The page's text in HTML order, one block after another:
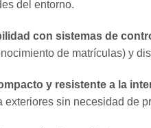
del entorno.
con sistemas de
de matrículas) y
y resistente a la
exteriores sin necesidad de